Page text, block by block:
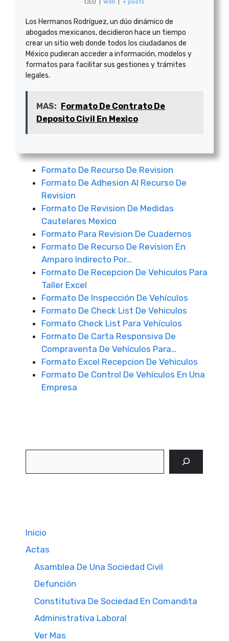
CEO Web + posts
Los Hermanos Rodríguez, un dúo dinámico de
abogados mexicanos, decidieron hace un tiempo
crear un sitio web donde todos los ciudadanos de
México pudieran acceder a información, modelos y
formatos para facilitar sus gestiones y trámites
legales.
MAS: Formato De Contrato De
Deposito Civil En Mexico
Formato De Recurso De Revision
Formato De Adhesion Al Recurso De
Revision
Formato De Revision De Medidas
Cautelares Mexico
Formato Para Revision De Cuadernos
Formato De Recurso De Revision En
Amparo Indirecto Por…
Formato De Recepcion De Vehiculos Para
Taller Excel
Formato De Inspección De Vehículos
Formato De Check List De Vehiculos
Formato Check List Para Vehículos
Formato De Carta Responsiva De
Compraventa De Vehículos Para…
Formato Excel Recepcion De Vehiculos
Formato De Control De Vehículos En Una
Empresa
Inicio
Actas
Asamblea De Una Sociedad Civil
Defunción
Constitutiva De Sociedad En Comandita
Administrativa Laboral
Ver Mas